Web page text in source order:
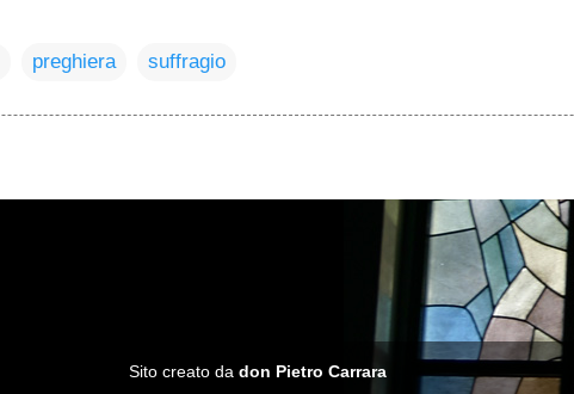
preghiera suffragio
Sito creato da don Pietro Carrara